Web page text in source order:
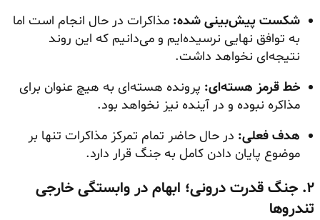
شکست پیش‌بینی شده: مذاکرات در حال انجام است اما
به توافق نهایی نرسیده‌ایم و می‌دانیم که این روند
نتیجه‌ای نخواهد داشت.
خط قرمز هسته‌ای: پرونده هسته‌ای به هیچ عنوان برای
مذاکره نبوده و در آینده نیز نخواهد بود.
هدف فعلی: در حال حاضر تمام تمرکز مذاکرات تنها بر
موضوع پایان دادن کامل به جنگ قرار دارد.
۲. جنگ قدرت درونی؛ ابهام در وابستگی خارجی
تندروها